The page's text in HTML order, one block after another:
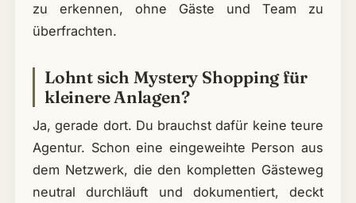
zu erkennen, ohne Gäste und Team zu
überfrachten.
Lohnt sich Mystery Shopping für
kleinere Anlagen?
Ja, gerade dort. Du brauchst dafür keine teure
Agentur. Schon eine eingeweihte Person aus
dem Netzwerk, die den kompletten Gästeweg
neutral durchläuft und dokumentiert, deckt